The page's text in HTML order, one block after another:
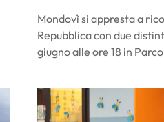
Mondovì si appresta a
Repubblica con due
giugno alle ore 18 in